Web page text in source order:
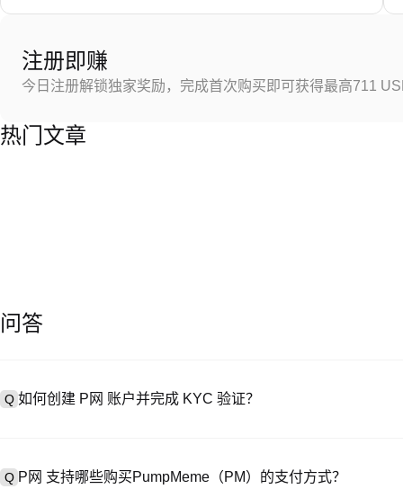
注册即赚
今日注册解锁独家奖励，完成首次购买即可获得最高711
热门文章
问答
Q 如何创建 P网 账户并完成 KYC 验证？
Q P网 支持哪些购买PumpMeme（PM）的支付方式？